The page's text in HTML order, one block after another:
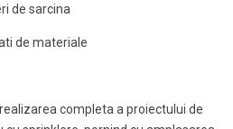
de sarcina
de materiale
completa a proiectului de